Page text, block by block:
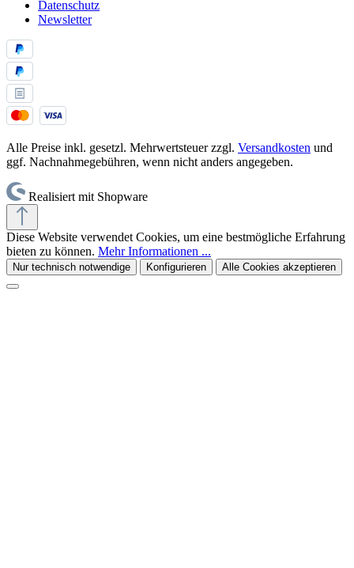
Datenschutz
Newsletter
Alle Preise inkl. gesetzl. Mehrwertsteuer zzgl. Versandkosten und
ggf. Nachnahmegebühren, wenn nicht anders angegeben.
Realisiert mit Shopware
Diese Website verwendet Cookies, um eine bestmögliche Erfahrung
bieten zu können. Mehr Informationen ...
Nur technisch notwendige Konfigurieren Alle Cookies akzeptieren